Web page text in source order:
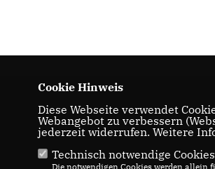
Cookie Hinweis
Diese Webseite verwendet
Webangebot zu verbessern
jederzeit widerrufen. Weitere
Technisch notwendige
Die notwendigen Cookies werden allein